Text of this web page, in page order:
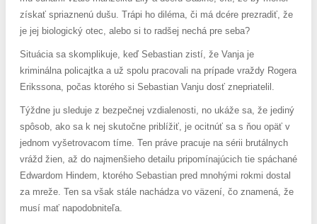
získať spriaznenú dušu. Trápi ho diléma, či má dcére prezradiť, že
je jej biologický otec, alebo si to radšej nechá pre seba?
Situácia sa skomplikuje, keď Sebastian zistí, že Vanja je
kriminálna policajtka a už spolu pracovali na prípade vraždy Rogera
Erikssona, počas ktorého si Sebastian Vanju dosť znepriatelil.
Týždne ju sleduje z bezpečnej vzdialenosti, no ukáže sa, že jediný
spôsob, ako sa k nej skutočne priblížiť, je ocitnúť sa s ňou opäť v
jednom vyšetrovacom tíme. Ten práve pracuje na sérii brutálnych
vrážd žien, až do najmenšieho detailu pripomínajúcich tie spáchané
Edwardom Hindem, ktorého Sebastian pred mnohými rokmi dostal
za mreže. Ten sa však stále nachádza vo väzení, čo znamená, že
musí mať napodobniteľa.